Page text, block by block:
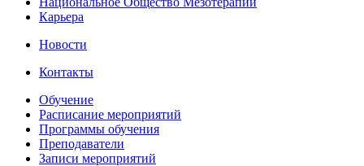
Карьера
Новости
Контакты
Обучение
Расписание мероприятий
Программы обучения
Преподаватели
Записи мероприятий